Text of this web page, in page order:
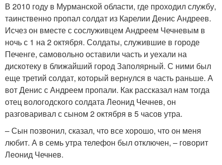
В 2010 году в Мурманской области, где проходил службу,
таинственно пропал солдат из Карелии Денис Андреев.
Исчез он вместе с сослуживцем Андреем Чечневым в
ночь с 1 на 2 октября. Солдаты, служившие в городе
Печенге, самовольно оставили часть и уехали на
дискотеку в ближайший город Заполярный. С ними был
еще третий солдат, который вернулся в часть раньше. А
вот Денис с Андреем пропали. Как рассказал нам тогда
отец вологодского солдата Леонид Чечнев, он
разговаривал с сыном 2 октября в 5 часов утра.
– Сын позвонил, сказал, что все хорошо, что он меня
любит. А в семь утра телефон был отключен, – говорит
Леонид Чечнев.